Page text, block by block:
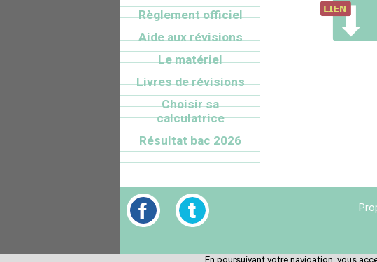
Règlement officiel
Aide aux révisions
Le matériel
Livres de révisions
Choisir sa
calculatrice
Résultat bac 2026
En poursuivant votre navigation, vous